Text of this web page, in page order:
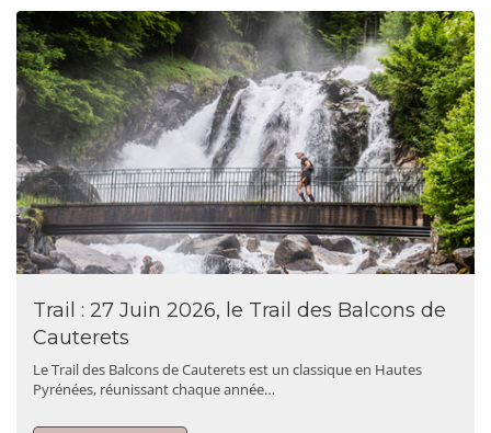
Trail : 27 Juin 2026, le Trail des Balcons de
Cauterets
Le Trail des Balcons de Cauterets est un classique en Hautes
Pyrénées, réunissant chaque année…